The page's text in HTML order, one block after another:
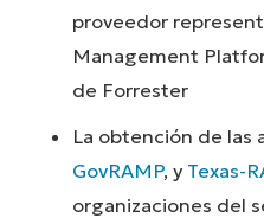
proveedor
Management
de Forrester
La obtención de las
GovRAMP, y Texas-
organizaciones del